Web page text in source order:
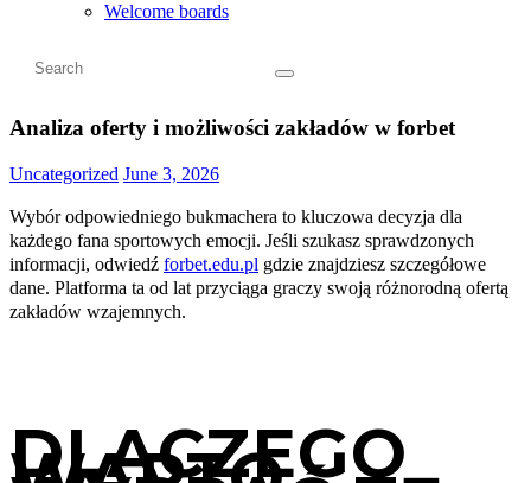
Welcome boards
Analiza oferty i możliwości zakładów w forbet
Uncategorized June 3, 2026
Wybór odpowiedniego bukmachera to kluczowa decyzja dla
każdego fana sportowych emocji. Jeśli szukasz sprawdzonych
informacji, odwiedź forbet.edu.pl gdzie znajdziesz szczegółowe
dane. Platforma ta od lat przyciąga graczy swoją różnorodną ofertą
zakładów wzajemnych.
DLACZEGO